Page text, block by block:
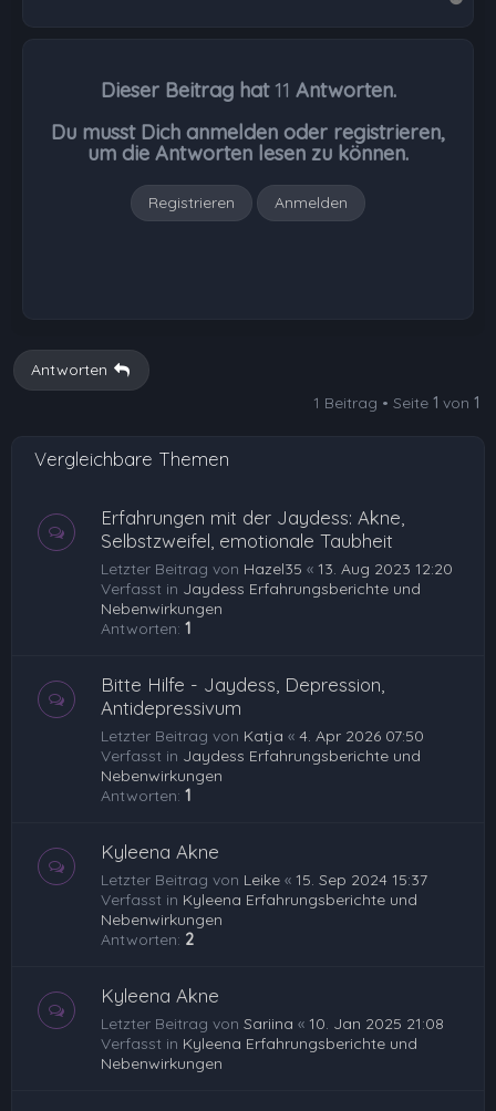
Dieser Beitrag hat 11 Antworten.
Du musst Dich anmelden oder registrieren,
um die Antworten lesen zu können.
Registrieren Anmelden
Antworten
1 Beitrag • Seite 1 von 1
Vergleichbare Themen
Erfahrungen mit der Jaydess: Akne,
Selbstzweifel, emotionale Taubheit
Letzter Beitrag von Hazel35 « 13. Aug 2023 12:20
Verfasst in Jaydess Erfahrungsberichte und
Nebenwirkungen
Antworten: 1
Bitte Hilfe - Jaydess, Depression,
Antidepressivum
Letzter Beitrag von Katja « 4. Apr 2026 07:50
Verfasst in Jaydess Erfahrungsberichte und
Nebenwirkungen
Antworten: 1
Kyleena Akne
Letzter Beitrag von Leike « 15. Sep 2024 15:37
Verfasst in Kyleena Erfahrungsberichte und
Nebenwirkungen
Antworten: 2
Kyleena Akne
Letzter Beitrag von Sariina « 10. Jan 2025 21:08
Verfasst in Kyleena Erfahrungsberichte und
Nebenwirkungen